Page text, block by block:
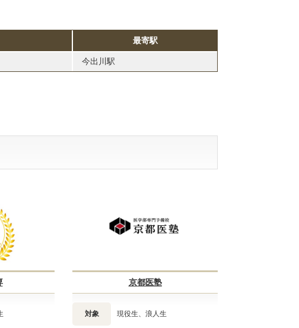
最寄駅
今出川駅
京都医塾
対象 現役生、浪人生